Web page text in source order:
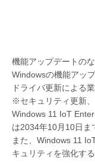
機能アップデートの
Windowsの機能アッ
ドライバ更新による
※セキュリティ更新、
Windows 11 IoT
は2034年10月10日ま
また、Windows 11
キュリティを強化す